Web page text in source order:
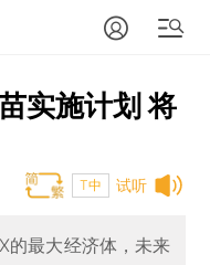
实施计划 将
试听
T中
的最大经济体，未来